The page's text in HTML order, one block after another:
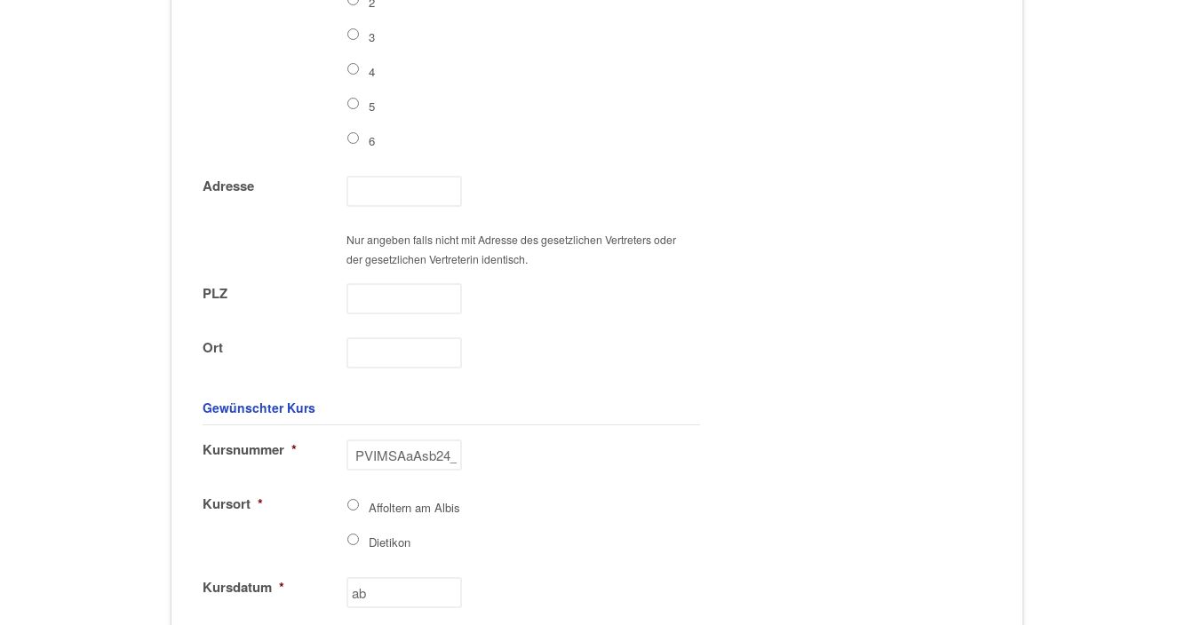
3
4
5
6
Adresse
Nur angeben falls nicht mit Adresse des gesetzlichen Vertreters oder
der gesetzlichen Vertreterin identisch.
PLZ
Ort
Gewünschter Kurs
Kursnummer *
Kursort * Affoltern am Albis
Dietikon
Kursdatum *